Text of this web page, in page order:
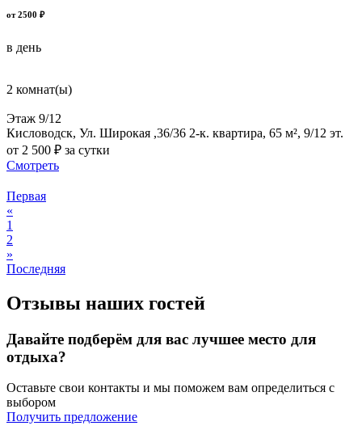
от 2500 ₽
в день
2 комнат(ы)
Этаж 9/12
Кисловодск, Ул. Широкая ,36/36 2-к. квартира, 65 м², 9/12 эт.
от 2 500 ₽ за сутки
Смотреть
Первая
«
1
2
»
Последняя
Отзывы наших гостей
Давайте подберём для вас лучшее место для
отдыха?
Оставьте свои контакты и мы поможем вам определиться с
выбором
Получить предложение